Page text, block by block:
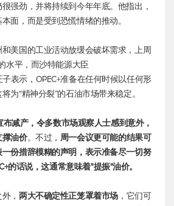
强劲，并将持续到今年年底。他指出，
面，而是受到恐慌情绪的推动。
美国的工业活动放缓会破坏需求，上周
水平，而沙特能源大臣
子表示，OPEC+准备在任何时候以任何形
为“精神分裂”的石油市场带来稳定。
布减产，令多数市场观察人士感到意外，
撑油价。不过， 周一会议更可能的结果可
份措辞模糊的声明，表示准备尽一切努
的话说，这通常意味着"提振"油价。
， 两大不确定性正笼罩着市场，它们可